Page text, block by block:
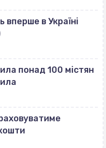
в Україні
понад 100 містян